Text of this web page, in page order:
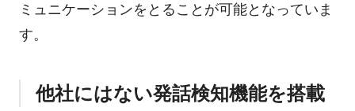
ミュニケーションをとることが可能となっていま
す。
他社にはない発話検知機能を搭載